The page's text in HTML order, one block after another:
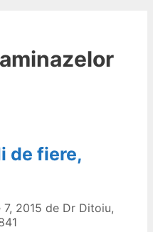
de fiere,
2015 de Dr Ditoiu,